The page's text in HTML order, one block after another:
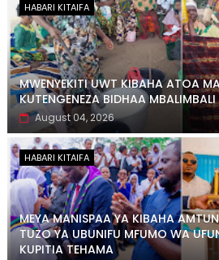
HABARI KITAIFA
MWENYEKITI UWT KIBAHA ATOA
KUTENGENEZA BIDHAA
August 04, 2026
HABARI KITAIFA
MEYA MANISPAA YA KIBAHA
TUZO YA UBUNIFU MFUMO WA
KUPITIA TEHAMA